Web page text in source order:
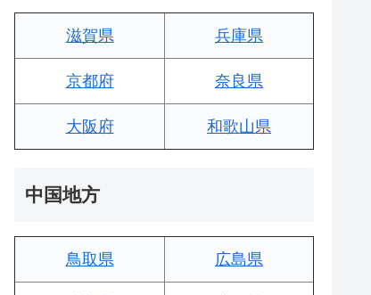
滋賀県 兵庫県
京都府 奈良県
大阪府 和歌山県
中国地方
鳥取県 広島県